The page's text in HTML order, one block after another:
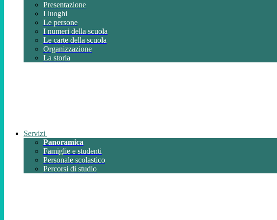
Presentazione
I luoghi
Le persone
I numeri della scuola
Le carte della scuola
Organizzazione
La storia
Servizi
Panoramica
Famiglie e studenti
Personale scolastico
Percorsi di studio